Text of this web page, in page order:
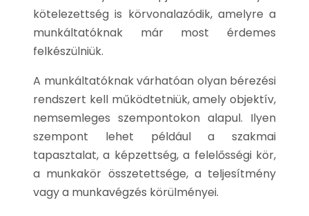
kötelezettség is körvonalazódik, amelyre a
munkáltatóknak már most érdemes
felkészülniük.
A munkáltatóknak várhatóan olyan bérezési
rendszert kell működtetniük, amely objektív,
nemsemleges szempontokon alapul. Ilyen
szempont lehet például a szakmai
tapasztalat, a képzettség, a felelősségi kör,
a munkakör összetettsége, a teljesítmény
vagy a munkavégzés körülményei.